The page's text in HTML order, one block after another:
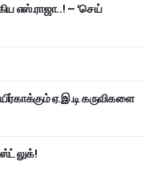
எஸ்.ராஜா..! – ‘செய்
ஏ.இ.டி கருவிகளை
லுக்!